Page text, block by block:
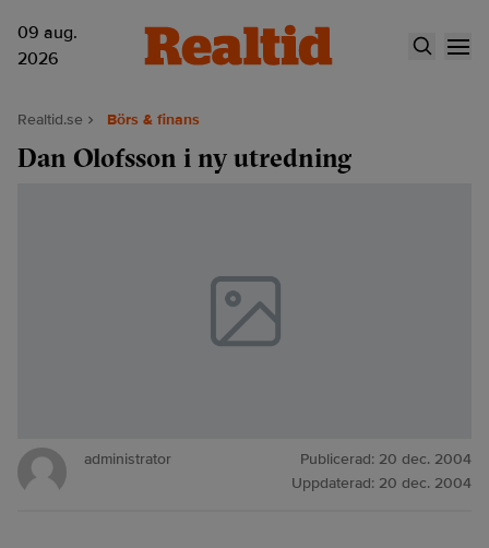
09 aug.
2026
Realtid.se Börs & finans
Dan Olofsson i ny utredning
administrator Publicerad: 20 dec. 2004
Uppdaterad: 20 dec. 2004